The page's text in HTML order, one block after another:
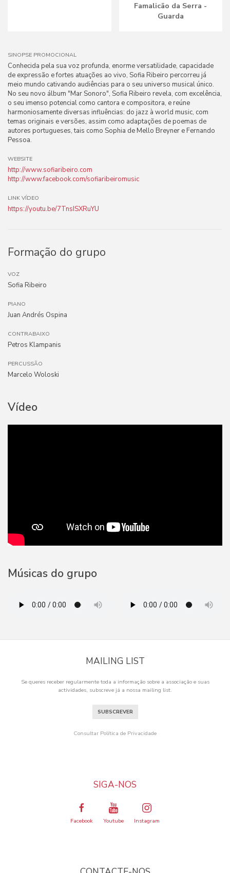
Famalicão da Serra -
Guarda
SINOPSE PROMOCIONAL
Conhecida pela sua voz profunda, enorme versatilidade, capacidade
de expressão e fortes atuações ao vivo, Sofia Ribeiro percorreu já
meio mundo cativando audiências para o seu universo musical único.
No seu novo álbum "Mar Sonoro", Sofia Ribeiro revela, com excelência,
o seu imenso potencial como cantora e compositora, e reúne
harmoniosamente diversas influências: do jazz à world music, com
temas originais e versões, assim como adaptações de poemas de
autores portugueses, tais como Sophia de Mello Breyner e Fernando
Pessoa.
WEBSITE
http://www.sofiaribeiro.com
http://www.facebook.com/sofiaribeiromusic
LINK VÍDEO
https://youtu.be/7TnsISXRuYU
Formação do grupo
VOZ
Sofia Ribeiro
PIANO
Juan Andrés Ospina
CONTRABAIXO
Petros Klampanis
PERCUSSÃO
Marcelo Woloski
Vídeo
Músicas do grupo
MAILING LIST
Se queres receber regularmente toda a informação sobre a associação e suas
actividades, subscreve já a nossa mailing list.
SUBSCREVER
Consultar Política de Privacidade
SIGA-NOS
Facebook Youtube Instagram